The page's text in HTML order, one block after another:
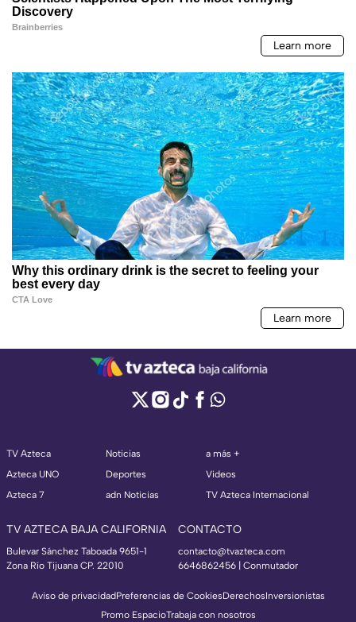
TV Azteca
Azteca UNO
Azteca 7
Noticias
Deportes
adn Noticias
a más +
Videos
TV Azteca Internacional
TV AZTECA BAJA CALIFORNIA
Bulevar Sánchez Taboada 9651-1
Zona Río Tijuana CP. 22010
CONTACTO
contacto@tvazteca.com
6646862456 | Conmutador
Aviso de privacidadPreferencias de CookiesDerechosInversionistas
Promo EspacioTrabaja con nosotros